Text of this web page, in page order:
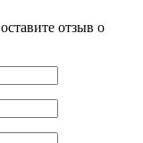
отзыв о